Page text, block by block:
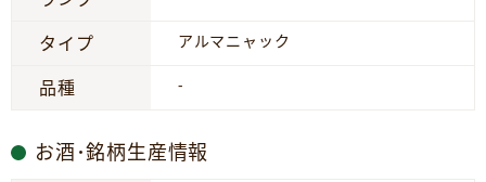
タイプ アルマニャック
品種 -
お酒･銘柄生産情報